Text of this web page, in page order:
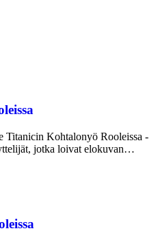
Titanicin Kohtalonyö Rooleissa -
jotka loivat elokuvan…